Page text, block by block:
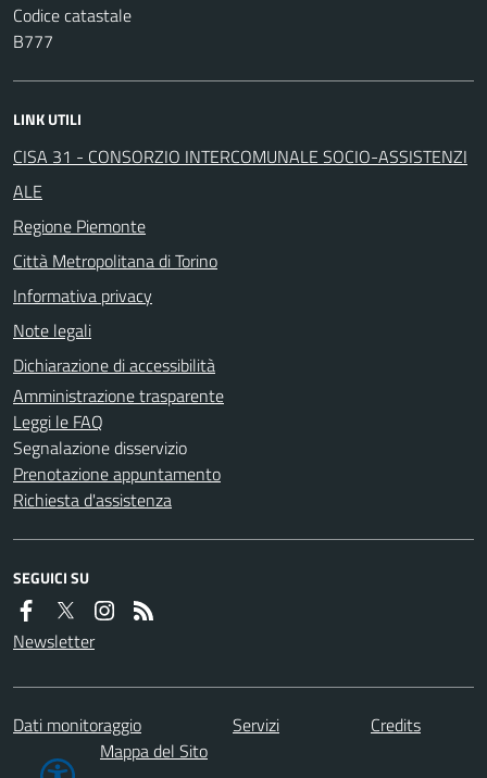
Codice catastale
B777
LINK UTILI
CISA 31 - CONSORZIO INTERCOMUNALE SOCIO-ASSISTENZI
ALE
Regione Piemonte
Città Metropolitana di Torino
Informativa privacy
Note legali
Dichiarazione di accessibilità
Amministrazione trasparente
Leggi le FAQ
Segnalazione disservizio
Prenotazione appuntamento
Richiesta d'assistenza
SEGUICI SU
Newsletter
Dati monitoraggio Servizi
Credits
Mappa del Sito